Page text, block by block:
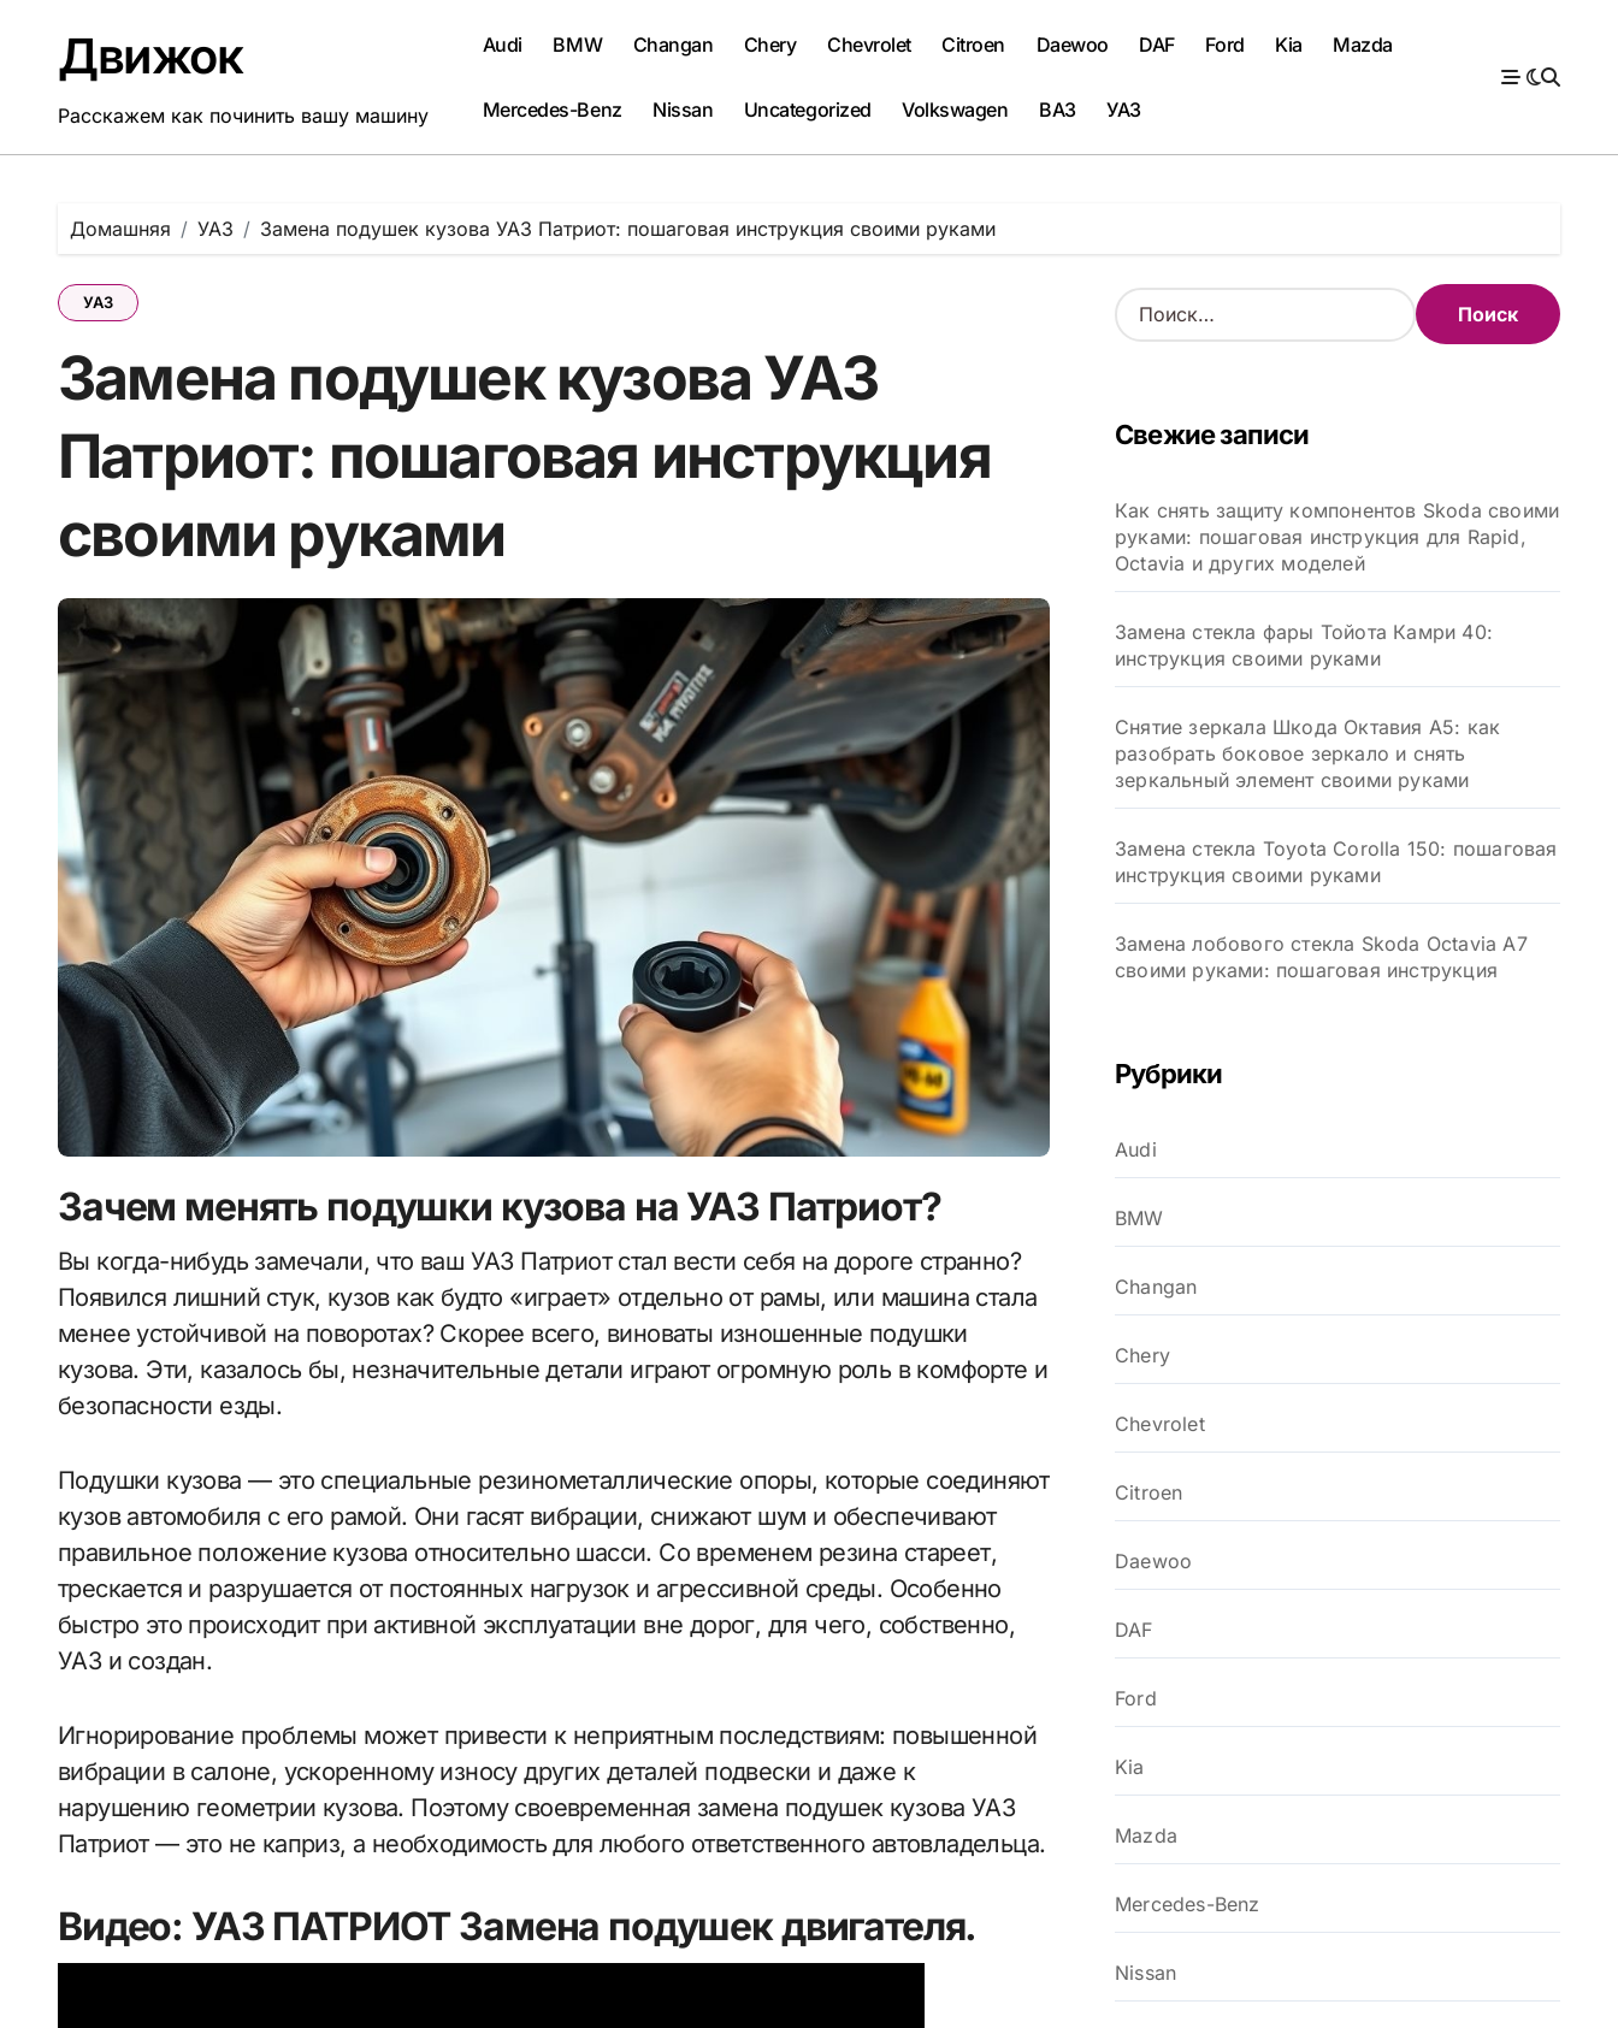
содержаниюДвижок
Расскажем как починить вашу машину
Audi BMW Changan Chery Chevrolet Citroen Daewoo DAF Ford Kia Mazda
Mercedes-Benz Nissan Uncategorized Volkswagen ВАЗ УАЗ
Домашняя УАЗ Замена подушек кузова УАЗ Патриот: пошаговая инструкция своими руками
УАЗ
Замена подушек кузова УАЗ
Патриот: пошаговая инструкция
своими руками
Зачем менять подушки кузова на УАЗ Патриот?
Вы когда-нибудь замечали, что ваш УАЗ Патриот стал вести себя на дороге странно?
Появился лишний стук, кузов как будто «играет» отдельно от рамы, или машина стала
менее устойчивой на поворотах? Скорее всего, виноваты изношенные подушки
кузова. Эти, казалось бы, незначительные детали играют огромную роль в комфорте и
безопасности езды.
Подушки кузова — это специальные резинометаллические опоры, которые соединяют
кузов автомобиля с его рамой. Они гасят вибрации, снижают шум и обеспечивают
правильное положение кузова относительно шасси. Со временем резина стареет,
трескается и разрушается от постоянных нагрузок и агрессивной среды. Особенно
быстро это происходит при активной эксплуатации вне дорог, для чего, собственно,
УАЗ и создан.
Игнорирование проблемы может привести к неприятным последствиям: повышенной
вибрации в салоне, ускоренному износу других деталей подвески и даже к
нарушению геометрии кузова. Поэтому своевременная замена подушек кузова УАЗ
Патриот — это не каприз, а необходимость для любого ответственного автовладельца.
Видео: УАЗ ПАТРИОТ Замена подушек двигателя.
Н
а
:Свежие записи
Как снять защиту компонентов Skoda своими
руками: пошаговая инструкция для Rapid,
Octavia и других моделей
Замена стекла фары Тойота Камри 40:
инструкция своими руками
Снятие зеркала Шкода Октавия А5: как
разобрать боковое зеркало и снять
зеркальный элемент своими руками
Замена стекла Toyota Corolla 150: пошаговая
инструкция своими руками
Замена лобового стекла Skoda Octavia A7
своими руками: пошаговая инструкция
Рубрики
Audi
BMW
Changan
Chery
Chevrolet
Citroen
Daewoo
DAF
Ford
Kia
Mazda
Mercedes-Benz
Nissan